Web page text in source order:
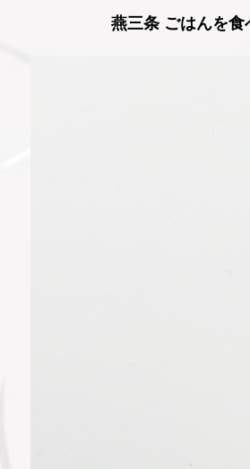
燕三条 ごはんを食